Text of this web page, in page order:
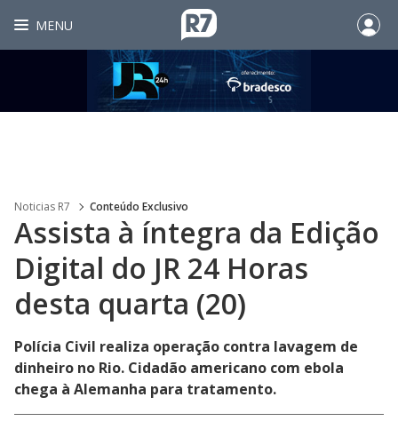
MENU
Noticias R7 Conteúdo Exclusivo
Assista à íntegra da Edição
Digital do JR 24 Horas
desta quarta (20)
Polícia Civil realiza operação contra lavagem de
dinheiro no Rio. Cidadão americano com ebola
chega à Alemanha para tratamento.